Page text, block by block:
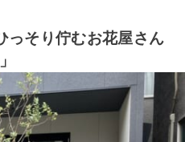
っそり佇むお花屋さん